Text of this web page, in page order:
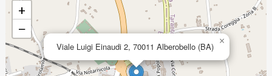
Viale Luigi Einaudi 2, 70011 Alberobello (BA) ×
+
−